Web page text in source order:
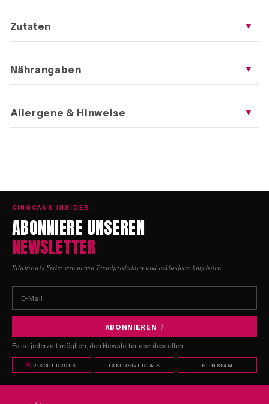
Zutaten ▼
Nährangaben ▼
Allergene & Hinweise ▼
KINGCANS INSIDER
ABONNIERE UNSEREN
NEWSLETTER
Erfahre als Erster von neuen Trendprodukten und exklusiven Angeboten.
E-Mail
ABONNIEREN
Es ist jederzeit möglich, den Newsletter abzubestellen.
FRISCHE DROPS EXKLUSIVE DEALS KEIN SPAM